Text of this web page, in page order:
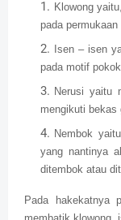
Klowong
pada
Isen – isen
pada motif
Nerusi yaitu
mengikuti bekas
Nembok
yang nantinya
ditembok atau
Pada hakekatnya